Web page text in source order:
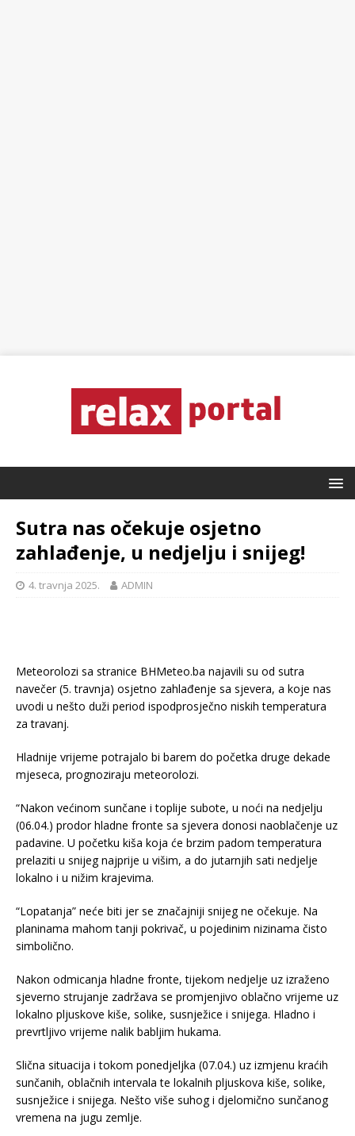
Sutra nas očekuje osjetno
zahlađenje, u nedjelju i snijeg!
4. travnja 2025. ADMIN
Meteorolozi sa stranice BHMeteo.ba najavili su od sutra
navečer (5. travnja) osjetno zahlađenje sa sjevera, a koje nas
uvodi u nešto duži period ispodprosječno niskih temperatura
za travanj.
Hladnije vrijeme potrajalo bi barem do početka druge dekade
mjeseca, prognoziraju meteorolozi.
“Nakon većinom sunčane i toplije subote, u noći na nedjelju
(06.04.) prodor hladne fronte sa sjevera donosi naoblačenje uz
padavine. U početku kiša koja će brzim padom temperatura
prelaziti u snijeg najprije u višim, a do jutarnjih sati nedjelje
lokalno i u nižim krajevima.
“Lopatanja” neće biti jer se značajniji snijeg ne očekuje. Na
planinama mahom tanji pokrivač, u pojedinim nizinama čisto
simbolično.
Nakon odmicanja hladne fronte, tijekom nedjelje uz izraženo
sjeverno strujanje zadržava se promjenjivo oblačno vrijeme uz
lokalno pljuskove kiše, solike, susnježice i snijega. Hladno i
prevrtljivo vrijeme nalik babljim hukama.
Slična situacija i tokom ponedjeljka (07.04.) uz izmjenu kraćih
sunčanih, oblačnih intervala te lokalnih pljuskova kiše, solike,
susnježice i snijega. Nešto više suhog i djelomično sunčanog
vremena na jugu zemlje.